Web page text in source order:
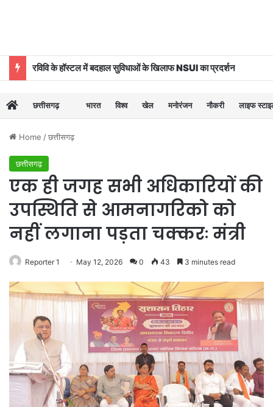
रविवि के हॉस्टल में बदहाल सुविधाओं के खिलाफ NSUI का प्रदर्शन
छत्तीसगढ़ भारत विश्व खेल मनोरंजन नौकरी लाइफ
Home /छत्तीसगढ़
छत्तीसगढ़
एक ही जगह सभी अधिकारियों की
उपस्थिति से आमनागरिको को
नहीं लगाना पड़ता चक्करः मंत्री
Reporter 1 May 12, 2026 0 43 3 minutes read